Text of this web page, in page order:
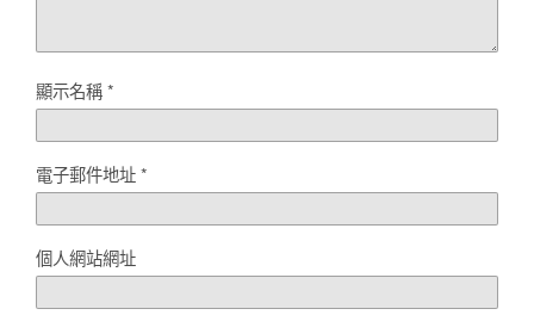
顯示名稱*
電子郵件地址*
個人網站網址